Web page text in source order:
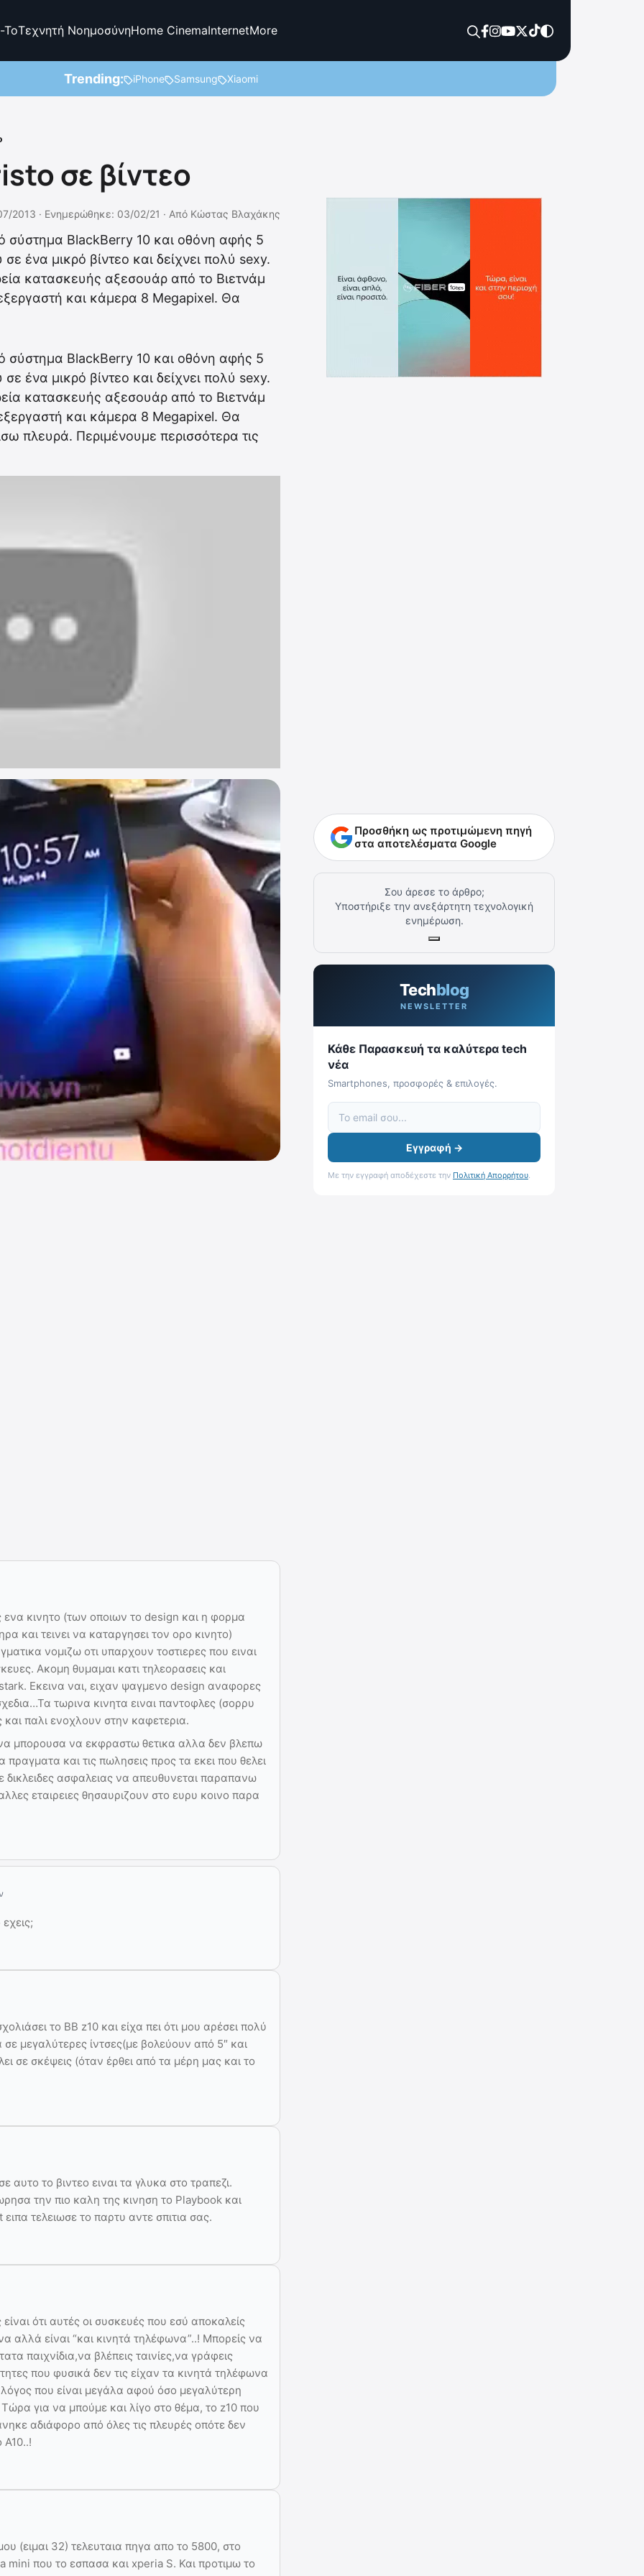
ToΤεχνητή ΝοημοσύνηHome CinemaInternetMore
Trending: iPhone Samsung Xiaomi
σε βίντεο
2013 · Ενημερώθηκε: 03/02/21 · Από Κώστας Βλαχάκης
σύστημα BlackBerry 10 και οθόνη αφής 5
ένα μικρό βίντεο και δείχνει πολύ sexy.
κατασκευής αξεσουάρ από τo Βιετνάμ
και κάμερα 8 Megapixel. Θα
σύστημα BlackBerry 10 και οθόνη αφής 5
ένα μικρό βίντεο και δείχνει πολύ sexy.
κατασκευής αξεσουάρ από τo Βιετνάμ
και κάμερα 8 Megapixel. Θα
πλευρά. Περιμένουμε περισσότερα τις
κινητο (των οποιων το design και η φορμα
και τεινει να καταργησει τον ορο κινητο)
νομιζω οτι υπαρχουν τοστιερες που ειναι
Ακομη θυμαμαι κατι τηλεορασεις και
Εκεινα ναι, ειχαν ψαγμενο design αναφορες
τωρινα κινητα ειναι παντοφλες (σορρυ
παλι ενοχλουν στην καφετερια.
μπορουσα να εκφραστω θετικα αλλα δεν βλεπω
και τις πωλησεις προς τα εκει που θελει
δικλειδες ασφαλειας να απευθυνεται παραπανω
εταιρειες θησαυριζουν στο ευρυ κοινο παρα
το BB z10 και είχα πει ότι μου αρέσει πολύ
μεγαλύτερες ίντσες(με βολεύουν από 5″ και
σε σκέψεις (όταν έρθει από τα μέρη μας και το
το βιντεο ειναι τα γλυκα στο τραπεζι.
την πιο καλη της κινηση το Playbook και
τελειωσε το παρτυ αντε σπιτια σας.
ότι αυτές οι συσκευές που εσύ αποκαλείς
αλλά είναι “και κινητά τηλέφωνα”..! Μπορείς να
παιχνίδια,να βλέπεις ταινίες,να γράφεις
που φυσικά δεν τις είχαν τα κινητά τηλέφωνα
που είναι μεγάλα αφού όσο μεγαλύτερη
για να μπούμε και λίγο στο θέμα, το z10 που
αδιάφορο από όλες τις πλευρές οπότε δεν
A10..!
(ειμαι 32) τελευταια πηγα απο το 5800, στο
mini που το εσπασα και xperia S. Και προτιμω το
Προσθήκη ως προτιμώμενη πηγή
στα αποτελέσματα Google
Σου άρεσε το άρθρο;
Υποστήριξε την ανεξάρτητη τεχνολογική
ενημέρωση.
Techblog
NEWSLETTER
Κάθε Παρασκευή τα καλύτερα tech
νέα
Smartphones, προσφορές & επιλογές.
Εγγραφή →
Με την εγγραφή αποδέχεστε την Πολιτική Απορρήτου.